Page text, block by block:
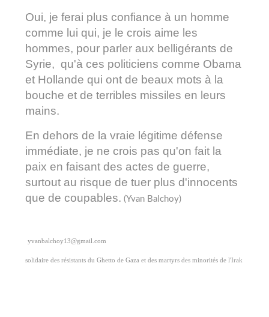
Oui, je ferai plus confiance à un homme
comme lui qui, je le crois aime les
hommes, pour parler aux belligérants de
Syrie, qu'à ces politiciens comme Obama
et Hollande qui ont de beaux mots à la
bouche et de terribles missiles en leurs
mains.
En dehors de la vraie légitime défense
immédiate, je ne crois pas qu'on fait la
paix en faisant des actes de guerre,
surtout au risque de tuer plus d'innocents
que de coupables. (Yvan Balchoy)
yvanbalchoy13@gmail.com
solidaire des résistants du Ghetto de Gaza et des martyrs des minorités de l'Irak